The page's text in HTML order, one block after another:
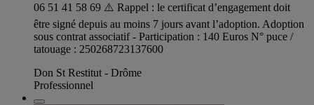
06 51 41 58 69 ⚠️ Rappel : le certificat d’engagement doit
être signé depuis au moins 7 jours avant l’adoption. Adoption
sous contrat associatif - Participation : 140 Euros N° puce /
tatouage : 250268723137600
Don St Restitut - Drôme
Professionnel